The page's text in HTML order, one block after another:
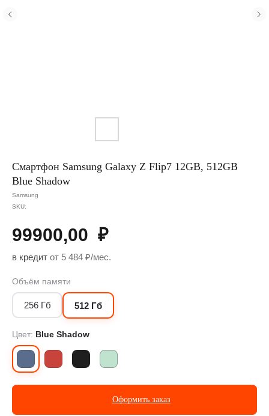
Смартфон Samsung Galaxy Z Flip7 12GB, 512GB
Blue Shadow
Samsung
SKU:
99900,00 ₽
в кредит от 5 484 ₽/мес.
Объём памяти
256 Гб 512 Гб
Цвет: Blue Shadow
Оформить заказ